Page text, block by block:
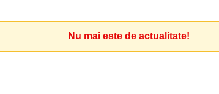
Nu mai este de actualitate!